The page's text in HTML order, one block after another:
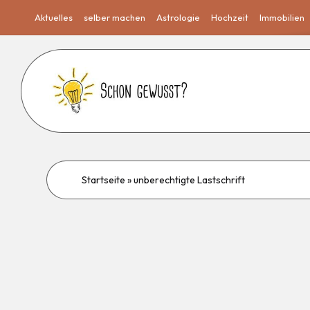
Aktuelles selber machen Astrologie Hochzeit Immobilien
Startseite »unberechtigte Lastschrift